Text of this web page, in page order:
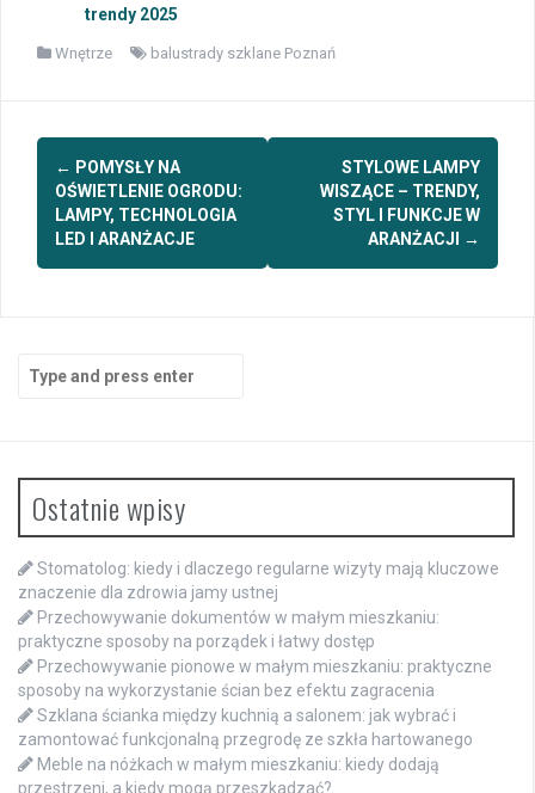
trendy 2025
Wnętrze balustrady szklane Poznań
Post
navigation
← POMYSŁY NA
OŚWIETLENIE OGRODU:
LAMPY, TECHNOLOGIA
LED I ARANŻACJE
STYLOWE LAMPY
WISZĄCE – TRENDY,
STYL I FUNKCJE W
ARANŻACJI
→
for:
Ostatnie wpisy
Stomatolog: kiedy i dlaczego regularne wizyty mają kluczowe
znaczenie dla zdrowia jamy ustnej
Przechowywanie dokumentów w małym mieszkaniu:
praktyczne sposoby na porządek i łatwy dostęp
Przechowywanie pionowe w małym mieszkaniu: praktyczne
sposoby na wykorzystanie ścian bez efektu zagracenia
Szklana ścianka między kuchnią a salonem: jak wybrać i
zamontować funkcjonalną przegrodę ze szkła hartowanego
Meble na nóżkach w małym mieszkaniu: kiedy dodają
przestrzeni, a kiedy mogą przeszkadzać?